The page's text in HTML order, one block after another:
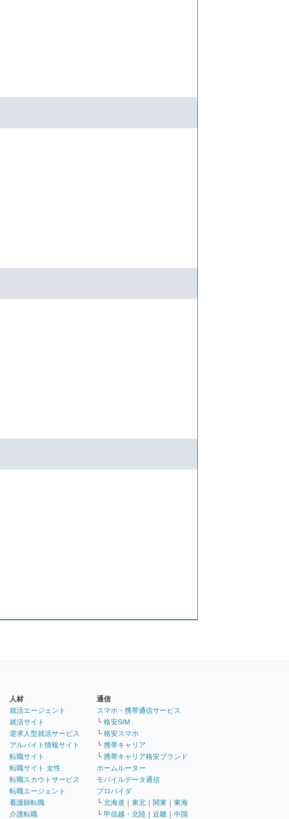
人材
就活エージェント
就活サイト
逆求人型就活サービス
アルバイト情報サイト
転職サイト
転職サイト 女性
転職スカウトサービス
転職エージェント
看護師転職
介護転職
通信
スマホ・携帯通信サービス
└ 格安SIM
└ 格安スマホ
└ 携帯キャリア
└ 携帯キャリア格安ブランド
ホームルーター
モバイルデータ通信
プロバイダ
└ 北海道 ｜ 東北 ｜ 関東 ｜ 東海
└ 甲信越・北陸 ｜ 近畿 ｜ 中国